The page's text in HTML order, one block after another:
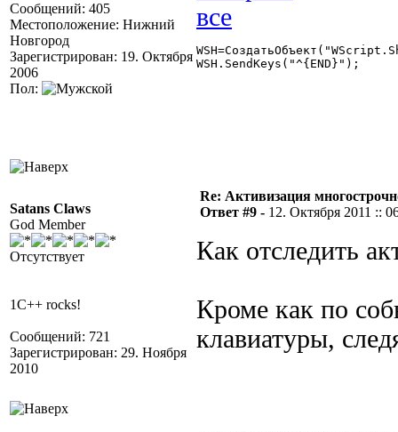
Сообщений: 405
Местоположение: Нижний
Новгород
Зарегистрирован: 19. Октября
2006
Пол:
WSH.SendKeys("^{END}");
Satans Claws
God Member
Отсутствует
1C++ rocks!
Сообщений: 721
Зарегистрирован: 29. Ноября
2010
Re: Активизация
Ответ #9 - 12. Октября 2011 ::
Как отследить
Кроме как по
клавиатуры,